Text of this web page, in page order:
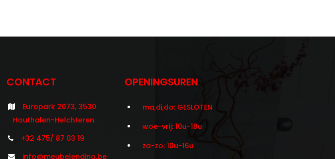
CONTACT
Europark 2073, 3530
Houthalen-Helchteren
+32 475/ 87 03 19
info@meubelendino.be
OPENINGSUREN
ma,di,do: GESLOTEN
woe-vrij: 10u-18u
za-zo: 10u-16u